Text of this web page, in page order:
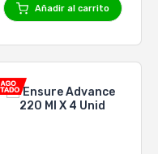
Añadir al carrito